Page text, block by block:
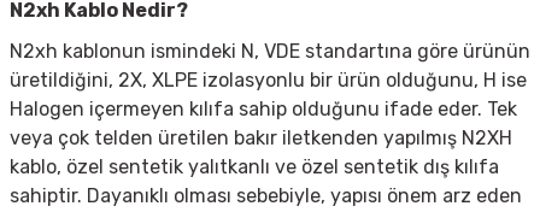
N2xh Kablo Nedir?
N2xh kablonun ismindeki N, VDE standartına göre ürünün
üretildiğini, 2X, XLPE izolasyonlu bir ürün olduğunu, H ise
Halogen içermeyen kılıfa sahip olduğunu ifade eder. Tek
veya çok telden üretilen bakır iletkenden yapılmış N2XH
kablo, özel sentetik yalıtkanlı ve özel sentetik dış kılıfa
sahiptir. Dayanıklı olması sebebiyle, yapısı önem arz eden